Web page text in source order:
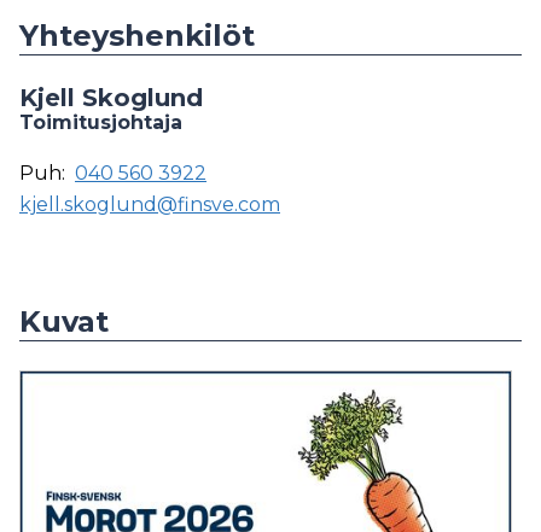
Yhteyshenkilöt
Kjell Skoglund
Toimitusjohtaja
Puh: 040 560 3922
kjell.skoglund@finsve.com
Kuvat